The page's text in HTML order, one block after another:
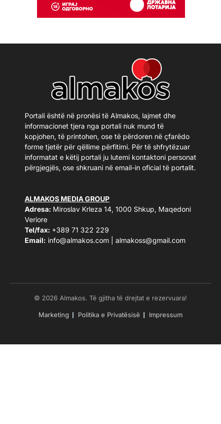
Portali është në pronësi të Almakos, lajmet dhe
informacionet tjera nga portali nuk mund të
kopjohen, të printohen, ose të përdoren në çfarëdo
forme tjetër për qëllime përfitimi. Për të shfrytëzuar
informatat e këtij portali ju lutemi kontaktoni personat
përgjegjës, ose shkruani në email-in oficial të portalit.
ALMAKOS MEDIA GROUP
Adresa: Miroslav Krleza 14, 1000 Shkup, Maqedoni
Veriore
Tel/fax: +389 71 322 229
Email: info@almakos.com almakoss@gmail.com
© 2026 Almakos. Të gjitha të drejtat e rezervuara!
Marketing Politika e Privatësisë Impressum